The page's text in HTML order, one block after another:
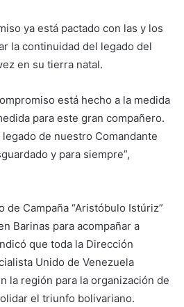
ya está pactado con las y los
la continuidad del legado del
en su tierra natal.
está hecho a la medida
para este gran compañero.
de nuestro Comandante
y para siempre”,
de Campaña “Aristóbulo Istúriz”
Barinas para acompañar a
que toda la Dirección
Unido de Venezuela
la región para la organización de
el triunfo bolivariano.